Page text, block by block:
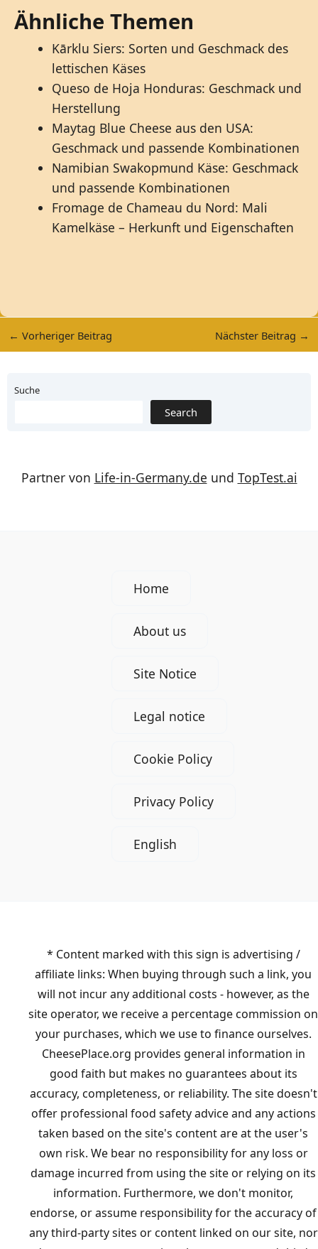
Ähnliche Themen
Kārklu Siers: Sorten und Geschmack des
lettischen Käses
Queso de Hoja Honduras: Geschmack und
Herstellung
Maytag Blue Cheese aus den USA:
Geschmack und passende Kombinationen
Namibian Swakopmund Käse: Geschmack
und passende Kombinationen
Fromage de Chameau du Nord: Mali
Kamelkäse – Herkunft und Eigenschaften
← Vorheriger Beitrag Nächster Beitrag →
Suche
Search
Partner von Life-in-Germany.de und TopTest.ai
Home
About us
Site Notice
Legal notice
Cookie Policy
Privacy Policy
English
* Content marked with this sign is advertising /
affiliate links: When buying through such a link, you
will not incur any additional costs - however, as the
site operator, we receive a percentage commission on
your purchases, which we use to finance ourselves.
CheesePlace.org provides general information in
good faith but makes no guarantees about its
accuracy, completeness, or reliability. The site doesn't
offer professional food safety advice and any actions
taken based on the site's content are at the user's
own risk. We bear no responsibility for any loss or
damage incurred from using the site or relying on its
information. Furthermore, we don't monitor,
endorse, or assume responsibility for the accuracy of
any third-party sites or content linked on our site, nor